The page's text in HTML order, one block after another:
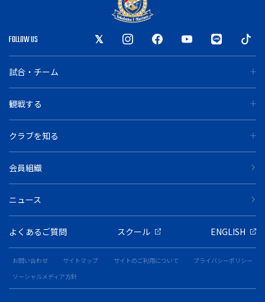
FOLLOW US
試合・チーム
観戦する
クラブを知る
会員組織
ニュース
よくあるご質問 スクール ENGLISH
お問い合わせ サイトマップ サイトのご利用について
プライバシーポリシー
ソーシャルメディア方針